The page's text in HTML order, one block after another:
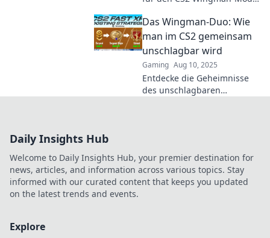
nutzen, um im Spiel
siegreich zu sein!
Das Wingman-Duo: Wie
man im CS2 gemeinsam
unschlagbar wird
Gaming Aug 10, 2025
Entdecke die Geheimnisse
des unschlagbaren
Daily Insights Hub
Welcome to Daily Insights Hub, your premier destination for
news, articles, and information across various topics. Stay
informed with our curated content that keeps you updated
on the latest trends and events.
Explore